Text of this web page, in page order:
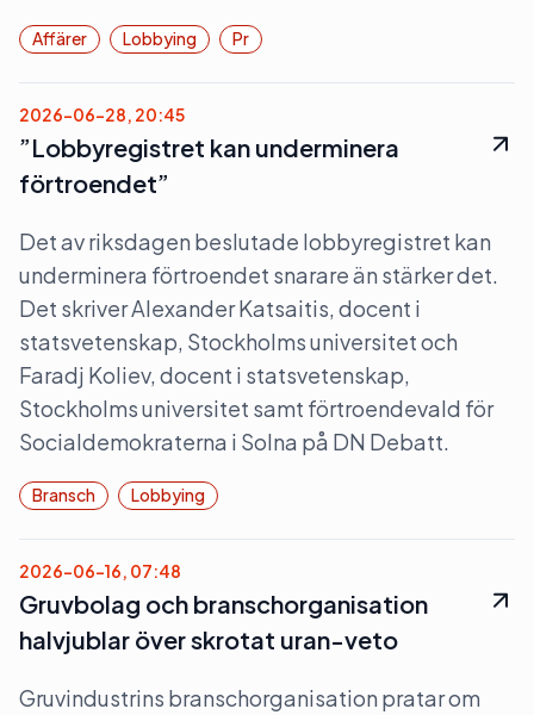
Affärer Lobbying Pr
2026-06-28, 20:45
”Lobbyregistret kan underminera
förtroendet”
Det av riksdagen beslutade lobbyregistret kan
underminera förtroendet snarare än stärker det.
Det skriver Alexander Katsaitis, docent i
statsvetenskap, Stockholms universitet och
Faradj Koliev, docent i statsvetenskap,
Stockholms universitet samt förtroendevald för
Socialdemokraterna i Solna på DN Debatt.
Bransch Lobbying
2026-06-16, 07:48
Gruvbolag och branschorganisation
halvjublar över skrotat uran-veto
Gruvindustrins branschorganisation pratar om